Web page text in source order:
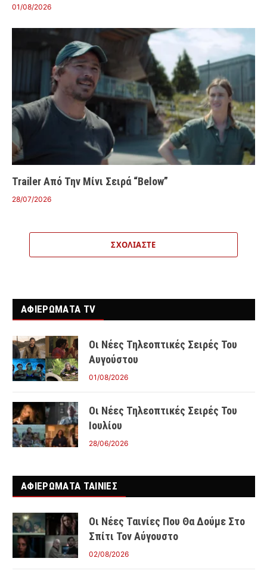
01/08/2026
Trailer Από Την Μίνι Σειρά “Below”
28/07/2026
ΣΧΟΛΙΆΣΤΕ
ΑΦΙΕΡΩΜΑΤΑ TV
Οι Νέες Τηλεοπτικές Σειρές Του
Αυγούστου
01/08/2026
Οι Νέες Τηλεοπτικές Σειρές Του
Ιουλίου
28/06/2026
ΑΦΙΕΡΩΜΑΤΑ ΤΑΙΝΊΕΣ
Οι Νέες Ταινίες Που Θα Δούμε Στο
Σπίτι Τον Αύγουστο
02/08/2026